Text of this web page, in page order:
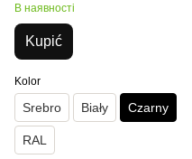
В наявності
Kupić
Kolor
Srebro Biały Czarny
RAL